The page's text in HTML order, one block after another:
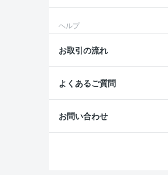
ヘルプ
お取引の流れ
よくあるご質問
お問い合わせ